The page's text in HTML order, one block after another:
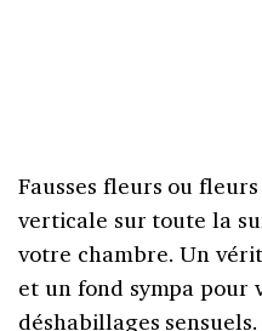
Fausses fleurs ou
verticale sur toute la
votre chambre. Un
et un fond sympa pour
déshabillages sensuels.